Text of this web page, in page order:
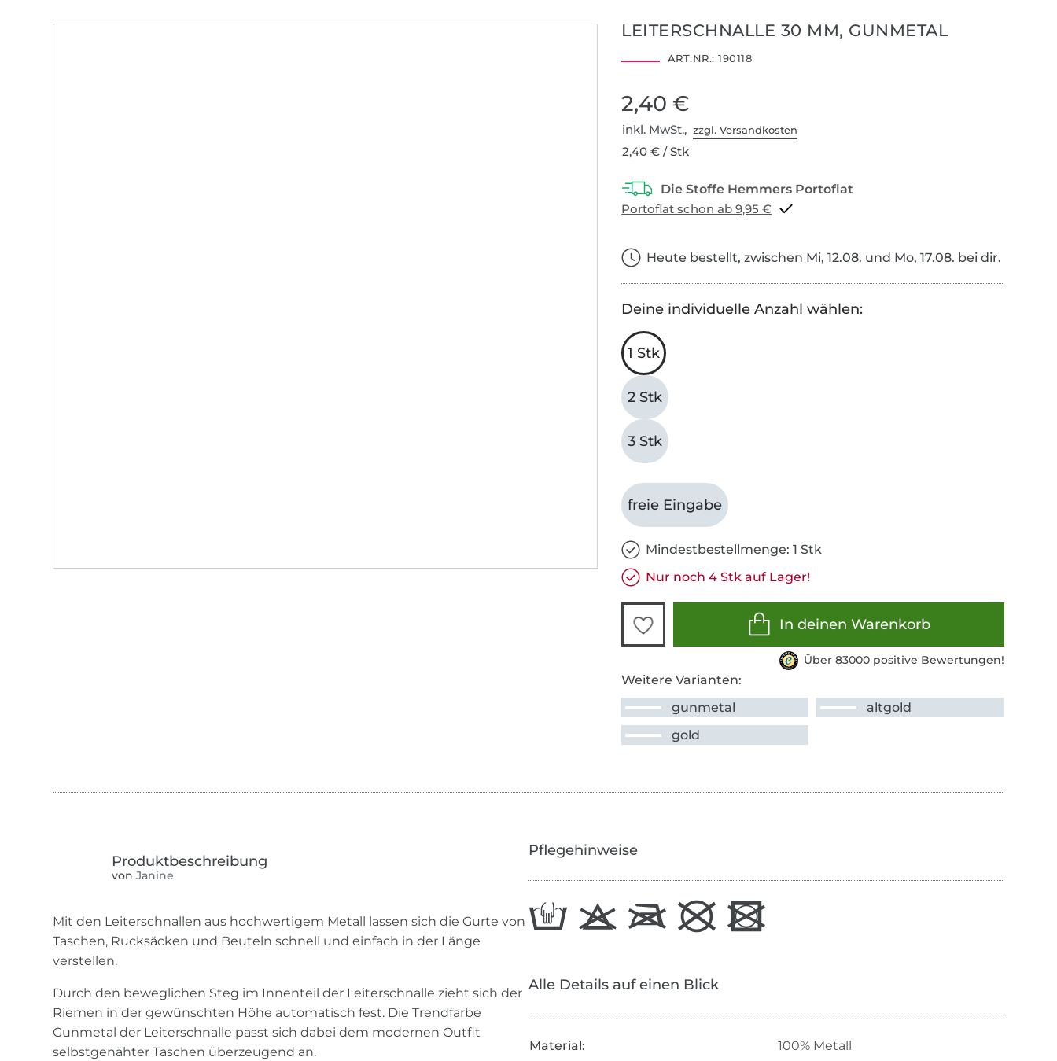
LEITERSCHNALLE 30 MM, GUNMETAL
ART.NR.: 190118
2,40 €
inkl. MwSt.,zzgl. Versandkosten
2,40 € / Stk
Portoflat schon ab 9,95 €
Heute bestellt, zwischen Mi, 12.08. und Mo, 17.08. bei dir.
Deine individuelle Anzahl wählen:
1 Stk
2 Stk
3 Stk
freie Eingabe
Mindestbestellmenge: 1 Stk
Nur noch 4 Stk auf Lager!
In deinen Warenkorb
Über 83000 positive Bewertungen!
Weitere Varianten:
gunmetal
altgold
gold
von Janine
Mit den Leiterschnallen aus hochwertigem Metall lassen sich die Gurte von
Taschen, Rucksäcken und Beuteln schnell und einfach in der Länge
verstellen.
Durch den beweglichen Steg im Innenteil der Leiterschnalle zieht sich der
Riemen in der gewünschten Höhe automatisch fest. Die Trendfarbe
Gunmetal der Leiterschnalle passt sich dabei dem modernen Outfit
selbstgenähter Taschen überzeugend an.
Pflegehinweise
Alle Details auf einen Blick
Material:
100% Metall